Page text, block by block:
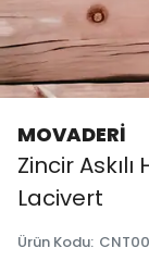
MOVADERİ
Zincir
Lacivert
Ürün Kodu: